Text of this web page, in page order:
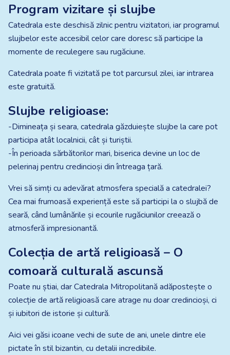
Program vizitare și slujbe
Catedrala este deschisă zilnic pentru vizitatori, iar programul
slujbelor este accesibil celor care doresc să participe la
momente de reculegere sau rugăciune.
Catedrala poate fi vizitată pe tot parcursul zilei, iar intrarea
este gratuită.
Slujbe religioase:
-Dimineața și seara, catedrala găzduiește slujbe la care pot
participa atât localnicii, cât și turiștii.
-În perioada sărbătorilor mari, biserica devine un loc de
pelerinaj pentru credincioși din întreaga țară.
Vrei să simți cu adevărat atmosfera specială a catedralei?
Cea mai frumoasă experiență este să participi la o slujbă de
seară, când lumânările și ecourile rugăciunilor creează o
atmosferă impresionantă.
Colecția de artă religioasă – O
comoară culturală ascunsă
Poate nu știai, dar Catedrala Mitropolitană adăpostește o
colecție de artă religioasă care atrage nu doar credincioși, ci
și iubitori de istorie și cultură.
Aici vei găsi icoane vechi de sute de ani, unele dintre ele
pictate în stil bizantin, cu detalii incredibile.